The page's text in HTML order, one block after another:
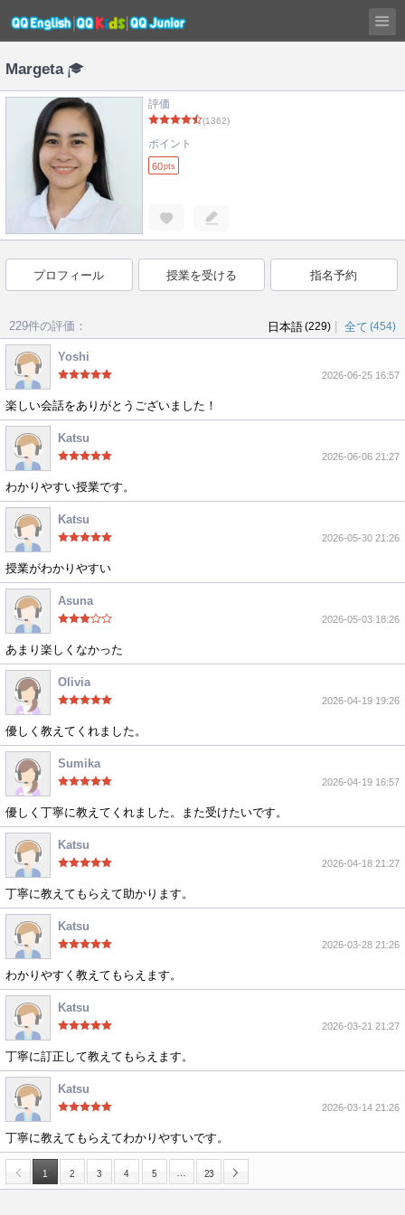
Margeta
評価
(1362)
ポイント
60pts
プロフィール 授業を受ける 指名予約
229件の評価： 日本語(229) 全て (454)
Yoshi
2026-06-25 16:57
楽しい会話をありがとうございました！
Katsu
2026-06-06 21:27
わかりやすい授業です。
Katsu
2026-05-30 21:26
授業がわかりやすい
Asuna
2026-05-03 18:26
あまり楽しくなかった
Olivia
2026-04-19 19:26
優しく教えてくれました。
Sumika
2026-04-19 16:57
優しく丁寧に教えてくれました。また受けたいです。
Katsu
2026-04-18 21:27
丁寧に教えてもらえて助かります。
Katsu
2026-03-28 21:26
わかりやすく教えてもらえます。
Katsu
2026-03-21 21:27
丁寧に訂正して教えてもらえます。
Katsu
2026-03-14 21:26
丁寧に教えてもらえてわかりやすいです。
1 2 3 4 5 23